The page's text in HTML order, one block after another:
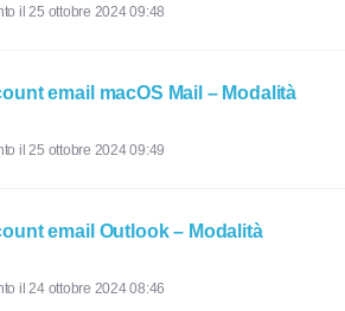
il 25 ottobre 2024 09:48
email macOS Mail – Modalità
il 25 ottobre 2024 09:49
email Outlook – Modalità
il 24 ottobre 2024 08:46